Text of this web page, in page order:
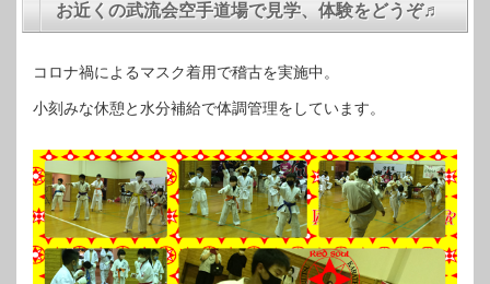
お近くの武流会空手道場で見学、体験をどうぞ♬
コロナ禍によるマスク着用で稽古を実施中。
小刻みな休憩と水分補給で体調管理をしています。